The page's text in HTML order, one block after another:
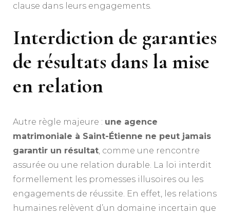
clause dans leurs engagements.
Interdiction de garanties
de résultats dans la mise
en relation
Autre règle majeure : une agence
matrimoniale à Saint-Étienne ne peut jamais
garantir un résultat, comme une rencontre
assurée ou une relation durable. La loi interdit
formellement les promesses illusoires ou les
engagements de réussite. En effet, les relations
humaines relèvent d’un domaine incertain que